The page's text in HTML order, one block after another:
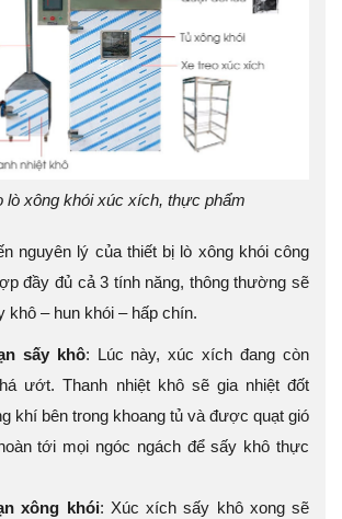
lò xông khói xúc xích, thực phẩm
nguyên lý của thiết bị lò xông khói công
đầy đủ cả 3 tính năng, thông thường sẽ
khô – hun khói – hấp chín.
sấy khô: Lúc này, xúc xích đang còn
ướt. Thanh nhiệt khô sẽ gia nhiệt đốt
khí bên trong khoang tủ và được quạt gió
tới mọi ngóc ngách để sấy khô thực
xông khói: Xúc xích sấy khô xong sẽ